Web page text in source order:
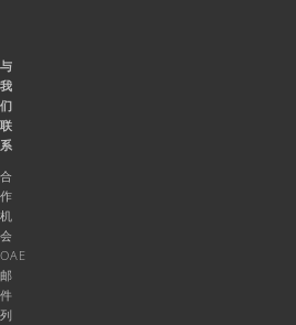
与
我
们
联
系
合
作
机
会
OAE
邮
件
列